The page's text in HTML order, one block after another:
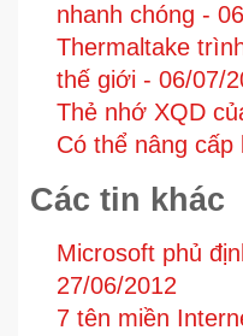
nhanh chóng -
Thermaltake
thế giới - 06/07/
Thẻ nhớ XQD
Có thể nâng
Các tin khác
Microsoft phủ
27/06/2012
7 tên miền